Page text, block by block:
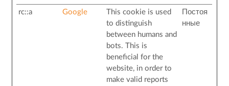
rc::a Google
This cookie is used
to distinguish
between humans and
bots. This is
beneficial for the
website, in order to
make valid reports
Постоя
нные